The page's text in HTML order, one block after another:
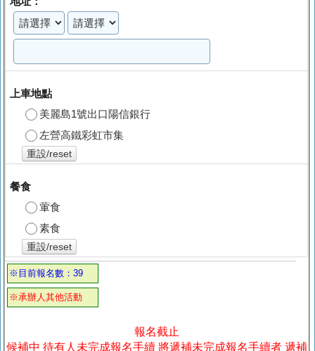
上車地點
美麗島1號出口陽信銀行
左營高鐵彩虹市集
重設/reset
餐食
葷食
素食
重設/reset
※目前報名數：39
※承辦人其他活動
報名截止
候補中 待有人未完成報名手續 將遞補未完成報名手續者 遞補